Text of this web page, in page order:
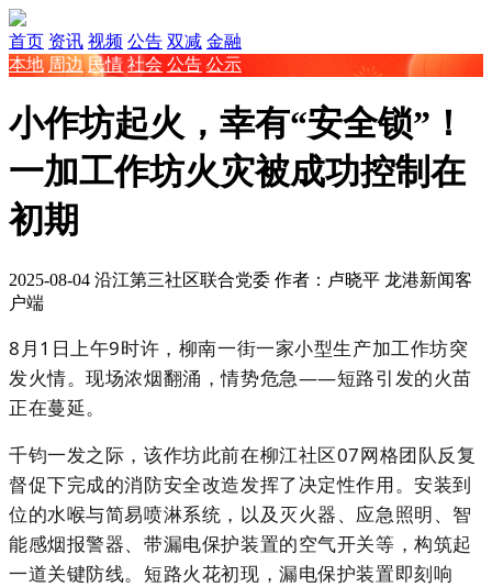
首页 资讯 视频 公告 双减 金融
本地 周边 民情 社会 公告 公示
小作坊起火，幸有“安全锁”！
一加工作坊火灾被成功控制在
初期
2025-08-04 沿江第三社区联合党委 作者：卢晓平 龙港新闻客
户端
8月1日上午9时许，柳南一街一家小型生产加工作坊突
发火情。现场浓烟翻涌，情势危急——短路引发的火苗
正在蔓延。
千钧一发之际，该作坊此前在柳江社区07网格团队反复
督促下完成的消防安全改造发挥了决定性作用。安装到
位的水喉与简易喷淋系统，以及灭火器、应急照明、智
能感烟报警器、带漏电保护装置的空气开关等，构筑起
一道关键防线。短路火花初现，漏电保护装置即刻响